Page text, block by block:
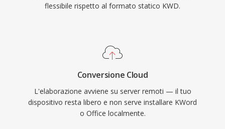
flessibile rispetto al formato statico KWD.
Conversione Cloud
L'elaborazione avviene su server remoti — il tuo
dispositivo resta libero e non serve installare KWord
o Office localmente.